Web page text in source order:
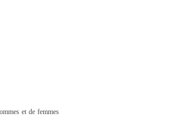
et de femmes